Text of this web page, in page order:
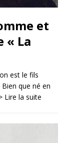
et
« La
est le fils
que né en
Lire la suite